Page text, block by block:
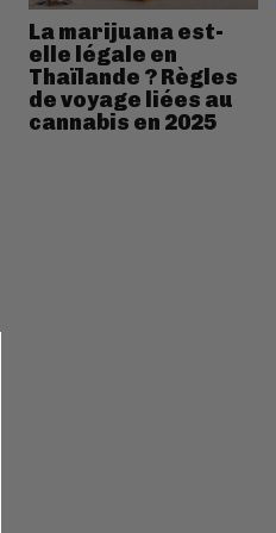
La marijuana est-
elle légale en
Thaïlande ? Règles
de voyage liées au
cannabis en 2025